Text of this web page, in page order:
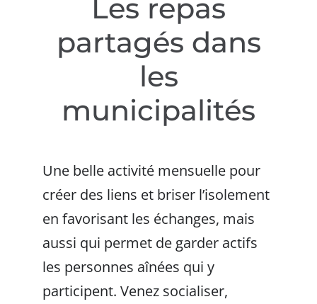
Les repas
partagés dans
les
municipalités
Une belle activité mensuelle pour
créer des liens et briser l’isolement
en favorisant les échanges, mais
aussi qui permet de garder actifs
les personnes aînées qui y
participent. Venez socialiser,